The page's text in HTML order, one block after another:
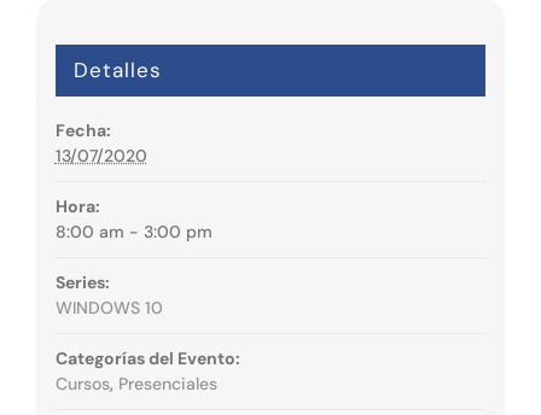
Detalles
Fecha:
13/07/2020
Hora:
8:00 am - 3:00 pm
Series:
WINDOWS 10
Categorías del Evento:
Cursos, Presenciales